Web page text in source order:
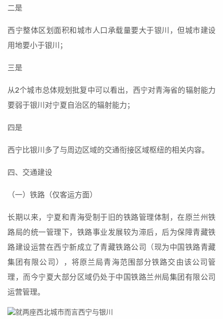
二是
西宁整体区划面积和城市人口承载量要大于银川，但城市建设
用地要小于银川；
三是
从2个城市总体规划批复中可以看出，西宁对青海省的辐射能力
要弱于银川对宁夏自治区的辐射能力；
四是
西宁比银川多了与周边区域的交通衔接区域枢纽的相关内容。
四、交通建设
（一）铁路（仅客运方面）
长期以来，宁夏和青海受制于旧的铁路管理体制，在原兰州铁
路局的统一管理下，铁路事业发展较为滞后，后为保障青藏铁
路建设运营在西宁新成立了青藏铁路公司（现为中国铁路青藏
集团有限公司），将原兰局青海范围部分铁路交由该公司管
理，而今宁夏大部分区域仍处于中国铁路兰州局集团有限公司
运营管理。